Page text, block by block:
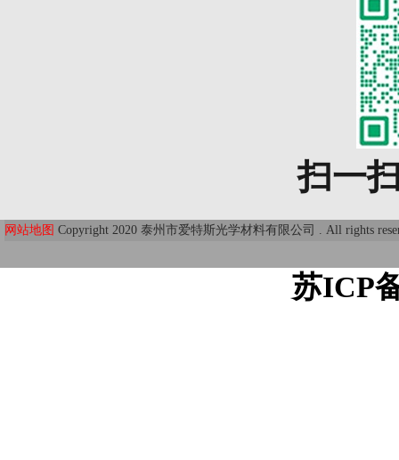
扫一
网站地图 Copyright 2020 泰州市爱特斯光学材料有限公司 . All rights
苏ICP